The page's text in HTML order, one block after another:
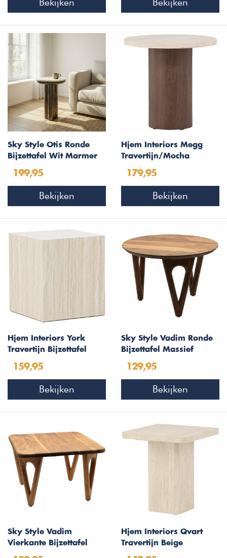
Bekijken Bekijken
Sky Style Otis Ronde
Bijzettafel Wit Marmer
199,95
Bekijken
Hjem Interiors Megg
Travertijn/Mocha
179,95
Bekijken
Hjem Interiors York
Travertijn Bijzettafel
159,95
Bekijken
Sky Style Vadim Ronde
Bijzettafel Massief
129,95
Bekijken
Sky Style Vadim
Vierkante Bijzettafel
Hjem Interiors Qvart
Travertijn Beige